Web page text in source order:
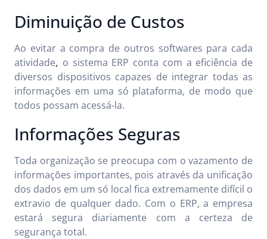
Diminuição de Custos
Ao evitar a compra de outros softwares para cada
atividade, o sistema ERP conta com a eficiência de
diversos dispositivos capazes de integrar todas as
informações em uma só plataforma, de modo que
todos possam acessá-la.
Informações Seguras
Toda organização se preocupa com o vazamento de
informações importantes, pois através da unificação
dos dados em um só local fica extremamente difícil o
extravio de qualquer dado. Com o ERP, a empresa
estará segura diariamente com a certeza de
segurança total.